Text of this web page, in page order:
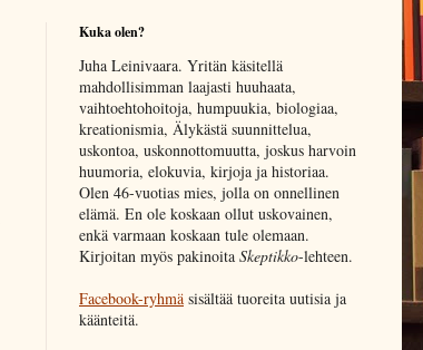
Kuka olen?
Juha Leinivaara. Yritän käsitellä
mahdollisimman laajasti huuhaata,
vaihtoehtohoitoja, humpuukia, biologiaa,
kreationismia, Älykästä suunnittelua,
uskontoa, uskonnottomuutta, joskus harvoin
huumoria, elokuvia, kirjoja ja historiaa.
Olen 46-vuotias mies, jolla on onnellinen
elämä. En ole koskaan ollut uskovainen,
enkä varmaan koskaan tule olemaan.
Kirjoitan myös pakinoita Skeptikko-lehteen.
Facebook-ryhmä sisältää tuoreita uutisia ja
käänteitä.